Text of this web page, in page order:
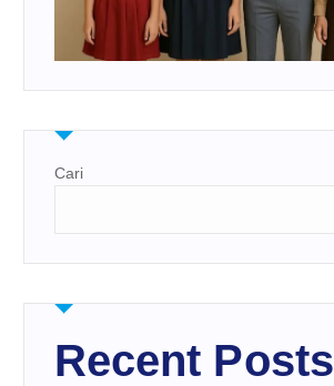
Cari
Recent Posts